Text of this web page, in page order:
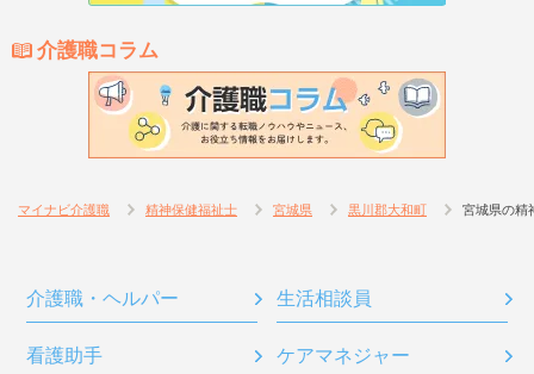
介護職コラム
マイナビ介護職 精神保健福祉士 宮城県 黒川郡大和町 宮城県の精
介護職・ヘルパー 生活相談員
看護助手 ケアマネジャー